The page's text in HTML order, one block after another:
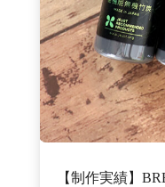
【制作実績】